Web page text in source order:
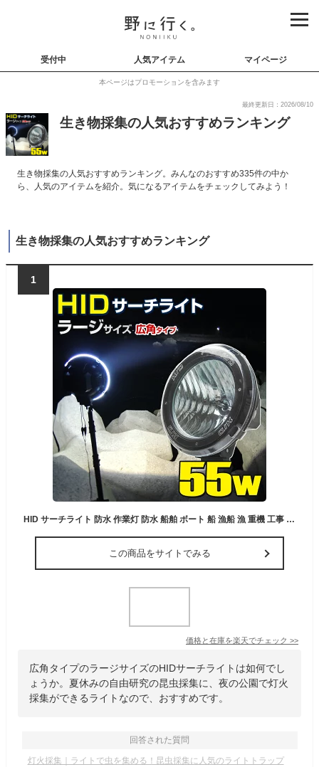
受付中 人気アイテム マイページ
本ページはプロモーションを含みます
最終更新日：2026/08/10
生き物採集の人気おすすめランキング
生き物採集の人気おすすめランキング。みんなのおすすめ335件の中か
ら、人気のアイテムを紹介。気になるアイテムをチェックしてみよう！
生き物採集の人気おすすめランキング
1
HID サーチライト 防水 作業灯 防水 船舶 ボート 船 漁船 漁 重機 工事 昆虫採集 大型 遠距離&広範囲照射 広角タイプ 55w 12v 24v兼用 照射距離400m（ラージ）
この商品をサイトでみる
価格と在庫を楽天でチェック >>
広角タイプのラージサイズのHIDサーチライトは如何でし
ょうか。夏休みの自由研究の昆虫採集に、夜の公園で灯火
採集ができるライトなので、おすすめです。
回答された質問
灯火採集｜ライトで虫を集める！昆虫採集に人気のライトトラップ